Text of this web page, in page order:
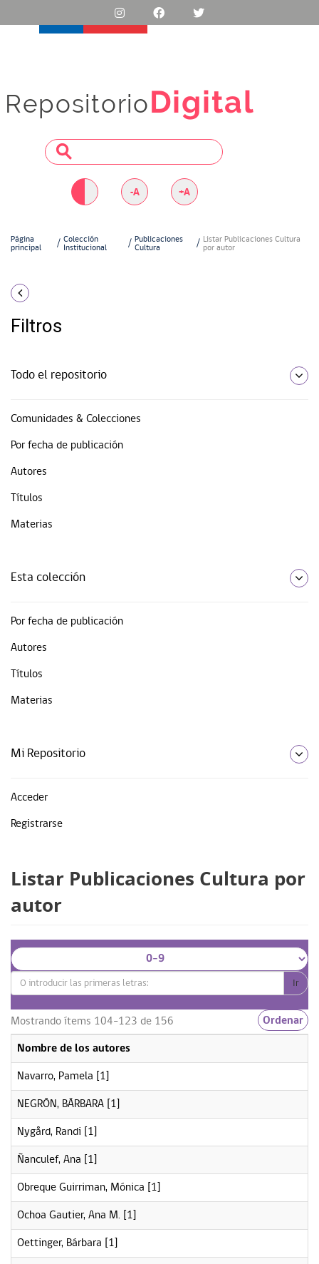
RepositorioDigital
-A +A
Página
principal
Colección
Institucional
Publicaciones
Cultura
Listar Publicaciones Cultura
por autor
Filtros
Todo el repositorio
Comunidades & Colecciones
Por fecha de publicación
Autores
Títulos
Materias
Esta colección
Por fecha de publicación
Autores
Títulos
Materias
Mi Repositorio
Acceder
Registrarse
Listar Publicaciones Cultura por
autor
Ir
Mostrando ítems 104-123 de 156 Ordenar
Nombre de los autores
Navarro, Pamela [1]
NEGRÓN, BÁRBARA [1]
Nygård, Randi [1]
Ñanculef, Ana [1]
Obreque Guirriman, Mónica [1]
Ochoa Gautier, Ana M. [1]
Oettinger, Bárbara [1]